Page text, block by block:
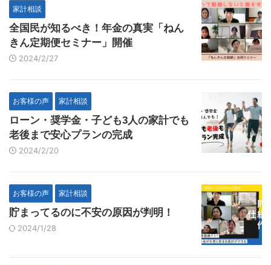
家計相談
全国民が知るべき！年金の真実「ねん
きん定期便セミナー」開催
2024/2/27
お客様の声 家計相談
ローン・奨学金・子ども3人の家計でも
老後まで安心プランの完成
2024/2/20
お客様の声 家計相談
貯まってるのに不安の原因が判明！
2024/1/28